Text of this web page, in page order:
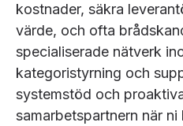
kostnader, säkra
värde, och ofta
specialiserade nätverk
kategoristyrning och
systemstöd och
samarbetspartnern när